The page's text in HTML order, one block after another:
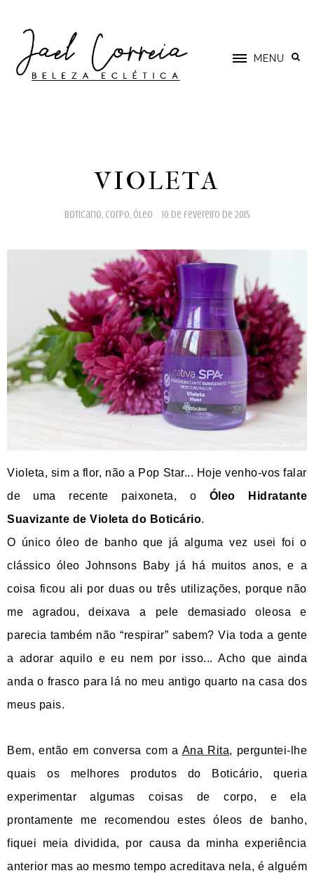
MENU
VIOLETA
boticario, corpo, óleo 10 de fevereiro de 2015
Violeta, sim a flor, não a Pop Star... Hoje venho-vos falar
de uma recente paixoneta, o Óleo Hidratante
Suavizante de Violeta do Boticário.
O único óleo de banho que já alguma vez usei foi o
clássico óleo Johnsons Baby já há muitos anos, e a
coisa ficou ali por duas ou três utilizações, porque não
me agradou, deixava a pele demasiado oleosa e
parecia também não “respirar” sabem? Via toda a gente
a adorar aquilo e eu nem por isso... Acho que ainda
anda o frasco para lá no meu antigo quarto na casa dos
meus pais.
Bem, então em conversa com a Ana Rita, perguntei-lhe
quais os melhores produtos do Boticário, queria
experimentar algumas coisas de corpo, e ela
prontamente me recomendou estes óleos de banho,
fiquei meia dividida, por causa da minha experiência
anterior mas ao mesmo tempo acreditava nela, é alguém